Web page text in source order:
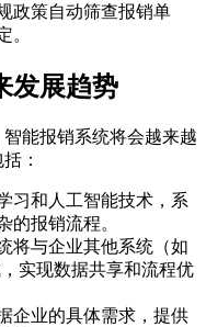
政策自动筛查报销单
。
发展趋势
能报销系统将会越来越
：
习和人工智能技术，系
的报销流程。
将与企业其他系统（如
实现数据共享和流程优
企业的具体需求，提供